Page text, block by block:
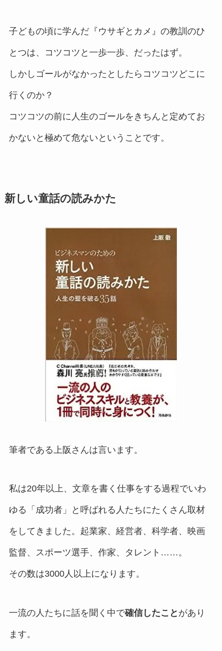
子どもの頃に学んだ『ウサギとカメ』の教訓のひ
とつは、コツコツと一歩一歩、だったはず。
しかしゴールがなかったとしたらコツコツどこに
行くのか？
コツコツの前に人生のゴールをきちんと定めてお
かないと極めて危ないということです。
新しい童話の読みかた
筆者である上阪さんは言います。
私は20年以上、文章を書く仕事をする過程でいわ
ゆる「成功者」と呼ばれる人たちにたくさん取材
をしてきました。起業家、経営者、科学者、映画
監督、スポーツ選手、作家、タレント……。
その数は3000人以上になります。
一流の人たちに話を聞く中で確信したこと があり
ます。